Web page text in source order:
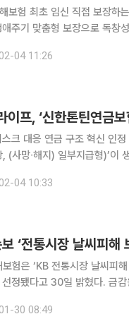
보험 최초 임신 직접 보장하
애주기 맞춤형 보장으로 독창
재된 ‘임신지원금’ 특약이
04 11:26
이프, ‘신한톤틴연금
금 구조 혁신 인정 신한라이프는 올해 1월 업계 최초 출시한 ‘신한톤틴연금보험
, (사망∙해지) 일부지급형)’이
적사용권을 획득한 이후 생명
04 10:33
‘전통시장 날씨피해
보험은 ‘KB 전통시장 날씨피
밝혔다. 금감원은 사회 취약계층을 배려하거나 민생 안정에 실질적으로 기
번에 선정된 ‘KB 전통시장 날
30 08:49